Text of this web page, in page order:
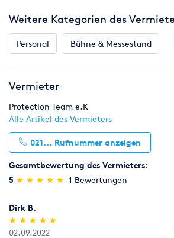
Veranstaltungsschutz, Objektschutz und
Gerne erstellen wir Ihnen ein
zugeschnitten auf Ihre Bedürfnisse!
Sollten Sie noch Fragen haben, können
melden. Klicken Sie dazu einfach rechts
anzeigen" oder "Unverbindlich anfragen".
Weitere Kategorien des
Personal Bühne & Messestand
Vermieter
Protection Team e.K
Alle Artikel des Vermieters
021... Rufnummer anzeigen
Gesamtbewertung des Vermieters:
5 (*)
★
★
(*) ★
★
(*) ★
★
(*) ★
★
(*) ★
★ 1 Bewertungen
Dirk B.
(*)
★
★
(*) ★
★
(*) ★
★
(*) ★
★
(*) ★
★
02.09.2022